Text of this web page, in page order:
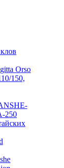
Orso
150,
250